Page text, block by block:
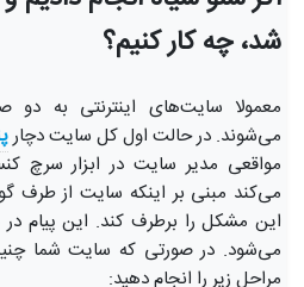
شد، چه کار کنیم؟
معمولا سایت‌های اینترنتی به
می‌شوند. در حالت اول کل سایت دچار
مواقعی مدیر سایت در ابزار سرچ
می‌کند مبنی بر اینکه سایت از طرف
می‌شود. در صورتی که سایت شما
مراحل زیر را انجام دهید: